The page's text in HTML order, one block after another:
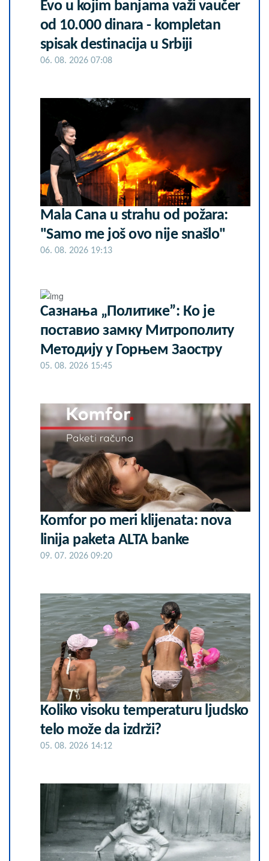
Evo u kojim banjama važi vaučer
od 10.000 dinara - kompletan
spisak destinacija u Srbiji
06. 08. 2026 07:08
Mala Cana u strahu od požara:
"Samo me još ovo nije snašlo"
06. 08. 2026 19:13
Сазнања „Политике”: Ко је
поставио замку Митрополиту
Методију у Горњем Заостру
05. 08. 2026 15:45
Komfor po meri klijenata: nova
linija paketa ALTA banke
09. 07. 2026 09:20
Koliko visoku temperaturu ljudsko
telo može da izdrži?
05. 08. 2026 14:12